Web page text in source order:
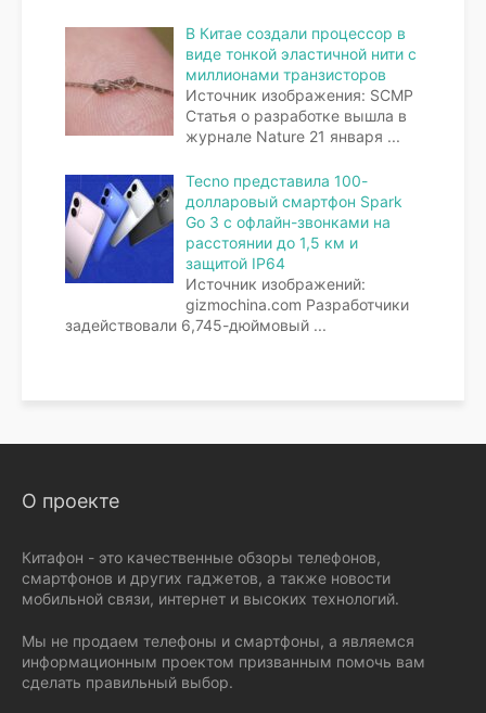
В Китае создали процессор в
виде тонкой эластичной нити с
миллионами транзисторов
Источник изображения: SCMP
Статья о разработке вышла в
журнале Nature 21 января ...
Tecno представила 100-
долларовый смартфон Spark
Go 3 с офлайн-звонками на
расстоянии до 1,5 км и
защитой IP64
Источник изображений:
gizmochina.com Разработчики
задействовали 6,745-дюймовый ...
О проекте
Китафон - это качественные обзоры телефонов,
смартфонов и других гаджетов, а также новости
мобильной связи, интернет и высоких технологий.
Мы не продаем телефоны и смартфоны, а являемся
информационным проектом призванным помочь вам
сделать правильный выбор.